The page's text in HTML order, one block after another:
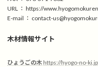
URL ： https://
E-mail ： contact-
木材情報サイト
ひょうごの木 https://hyogo-no-ki.jp